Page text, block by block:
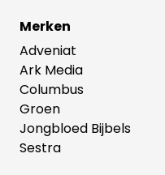
Merken
Adveniat
Ark Media
Columbus
Groen
Jongbloed Bijbels
Sestra